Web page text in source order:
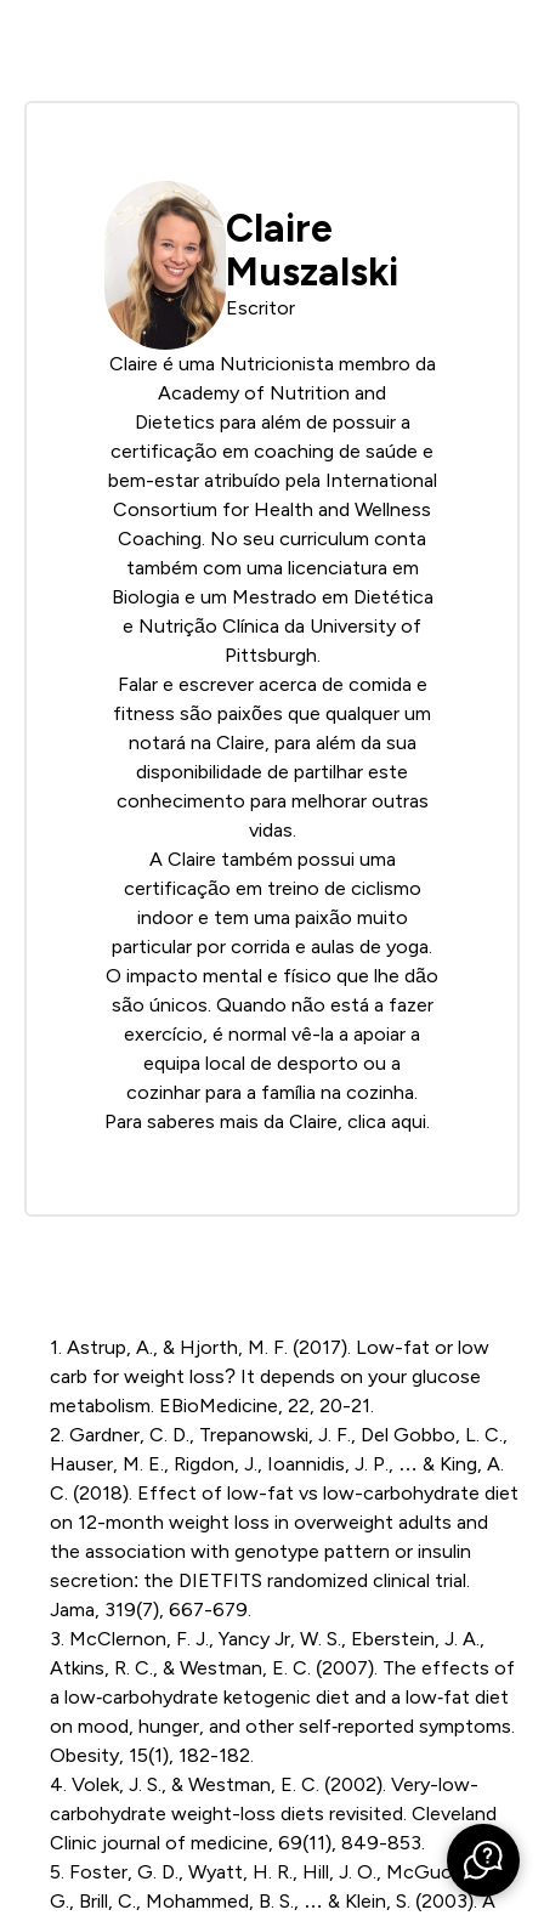
Claire
Muszalski
Escritor
Claire é uma Nutricionista membro da
Academy of Nutrition and
Dietetics para além de possuir a
certificação em coaching de saúde e
bem-estar atribuído pela International
Consortium for Health and Wellness
Coaching . No seu curriculum conta
também com uma licenciatura em
Biologia e um Mestrado em Dietética
e Nutrição Clínica da University of
Pittsburgh.
Falar e escrever acerca de comida e
fitness são paixões que qualquer um
notará na Claire, para além da sua
disponibilidade de partilhar este
conhecimento para melhorar outras
vidas.
A Claire também possui uma
certificação em treino de ciclismo
indoor e tem uma paixão muito
particular por corrida e aulas de yoga.
O impacto mental e físico que lhe dão
são únicos. Quando não está a fazer
exercício, é normal vê-la a apoiar a
equipa local de desporto ou a
cozinhar para a família na cozinha.
Para saberes mais da Claire, clica aqui
1. Astrup, A., & Hjorth, M. F. (2017). Low-fat or low
carb for weight loss? It depends on your glucose
metabolism. EBioMedicine, 22, 20-21.
2. Gardner, C. D., Trepanowski, J. F., Del Gobbo, L. C.,
Hauser, M. E., Rigdon, J., Ioannidis, J. P., … & King, A.
C. (2018). Effect of low-fat vs low-carbohydrate diet
on 12-month weight loss in overweight adults and
the association with genotype pattern or insulin
secretion: the DIETFITS randomized clinical trial.
Jama, 319(7), 667-679.
3. McClernon, F. J., Yancy Jr, W. S., Eberstein, J. A.,
Atkins, R. C., & Westman, E. C. (2007). The effects of
a low‐carbohydrate ketogenic diet and a low‐fat diet
on mood, hunger, and other self‐reported symptoms.
Obesity, 15(1), 182-182.
4. Volek, J. S., & Westman, E. C. (2002). Very-low-
carbohydrate weight-loss diets revisited. Cleveland
Clinic journal of medicine, 69(11), 849-853.
5. Foster, G. D., Wyatt, H. R., Hill, J. O., McGuckin, B.
G., Brill, C., Mohammed, B. S., … & Klein, S. (2003). A